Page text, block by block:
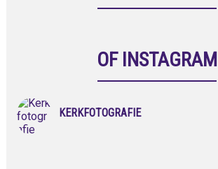
OF INSTAGRAM
KERKFOTOGRAFIE